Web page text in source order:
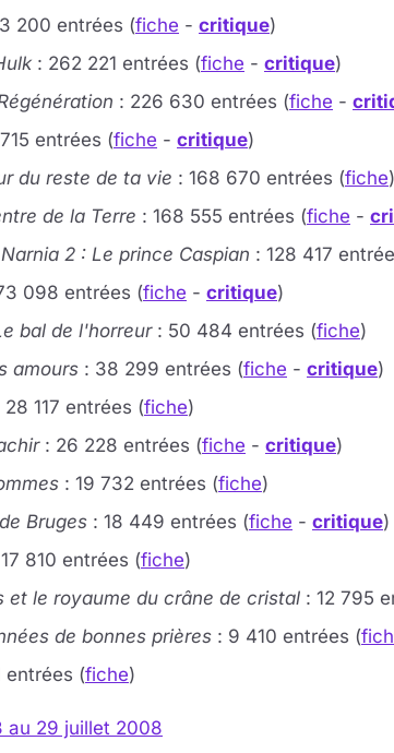
200 entrées (fiche - critique)
: 262 221 entrées (fiche - critique)
: 226 630 entrées (fiche -
entrées (fiche - critique)
du reste de ta vie : 168 670 entrées (fiche)
de la Terre : 168 555 entrées (fiche -
2 : Le prince Caspian : 128 417
098 entrées (fiche - critique)
bal de l'horreur: 50 484 entrées (fiche)
amours : 38 299 entrées (fiche - critique)
28 117 entrées (fiche)
: 26 228 entrées (fiche - critique)
: 19 732 entrées (fiche)
Bruges : 18 449 entrées (fiche - critique)
810 entrées (fiche)
et le royaume du crâne de cristal : 12 795
de bonnes prières : 9 410 entrées (
entrées (fiche)
au 29 juillet 2008